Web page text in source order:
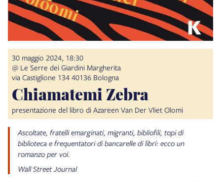
30 maggio 2024, 18:30
@ Le Serre dei Giardini Margherita
via Castiglione 134 40136 Bologna
Chiamatemi Zebra
presentazione del libro di Azareen Van Der Vliet Olomi
Ascoltate, fratelli emarginati, migranti, bibliofili, topi di
biblioteca e frequentatori di bancarelle di libri: ecco un
romanzo per voi.
Wall Street Journal